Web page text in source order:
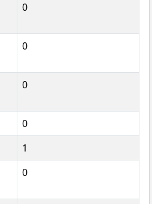
0
0
0
0
1
0